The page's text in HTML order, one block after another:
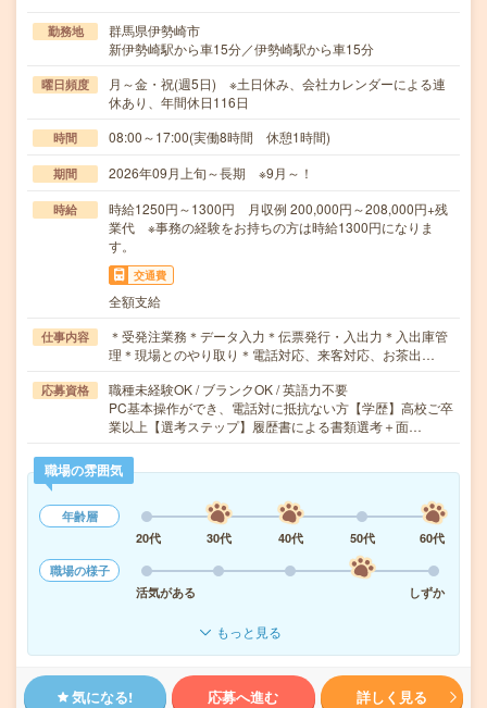
勤務地
群馬県伊勢崎市
新伊勢崎駅から車15分／伊勢崎駅から車15分
曜日頻度
月～金・祝(週5日) ※土日休み、会社カレンダーによる連
休あり、年間休日116日
時間 08:00～17:00(実働8時間 休憩1時間)
期間 2026年09月上旬～長期 ※9月～！
時給
時給1250円～1300円 月収例 200,000円～208,000円+残
業代 ※事務の経験をお持ちの方は時給1300円になりま
す。
交通費
全額支給
仕事内容
＊受発注業務＊データ入力＊伝票発行・入出力＊入出庫管
理＊現場とのやり取り＊電話対応、来客対応、お茶出…
応募資格
職種未経験OK / ブランクOK / 英語力不要
PC基本操作ができ、電話対に抵抗ない方【学歴】高校ご卒
業以上【選考ステップ】履歴書による書類選考＋面…
職場の雰囲気
年齢層
20代
30代 40代 50代
60代
職場の様子
活気がある
しずか
もっと見る
気になる! 応募へ進む 詳しく見る